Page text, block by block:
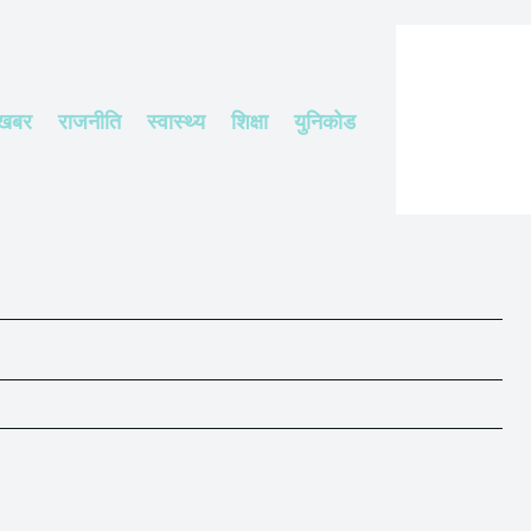
राजनीति स्वास्थ्य शिक्षा युनिकोड